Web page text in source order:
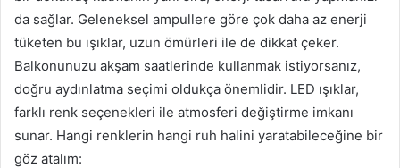
da sağlar. Geleneksel ampullere göre çok daha az enerji
tüketen bu ışıklar, uzun ömürleri ile de dikkat çeker.
Balkonunuzu akşam saatlerinde kullanmak istiyorsanız,
doğru aydınlatma seçimi oldukça önemlidir. LED ışıklar,
farklı renk seçenekleri ile atmosferi değiştirme imkanı
sunar. Hangi renklerin hangi ruh halini yaratabileceğine bir
göz atalım: